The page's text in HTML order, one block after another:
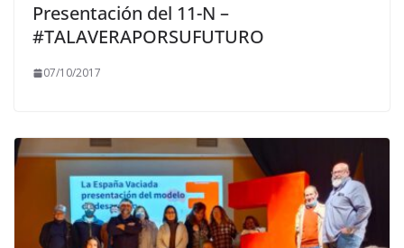
Presentación del 11-N –
#TALAVERAPORSUFUTURO
07/10/2017